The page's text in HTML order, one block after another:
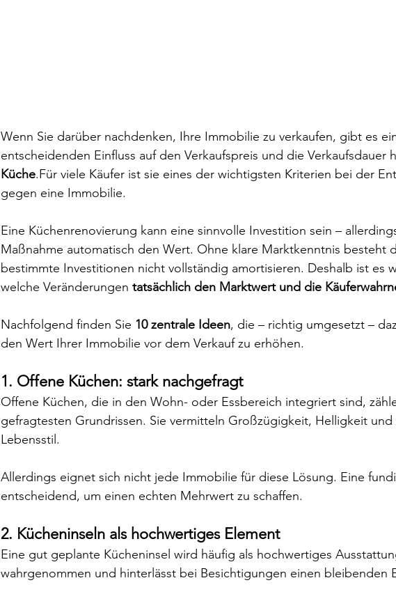
Wenn Sie darüber nachdenken, Ihre Immobilie zu verkaufen, gibt es
entscheidenden Einfluss auf den Verkaufspreis und die Verkaufsdauer
Küche.Für viele Käufer ist sie eines der wichtigsten Kriterien bei der
gegen eine Immobilie.
Eine Küchenrenovierung kann eine sinnvolle Investition sein –
Maßnahme automatisch den Wert. Ohne klare Marktkenntnis besteht
bestimmte Investitionen nicht vollständig amortisieren. Deshalb ist es
welche Veränderungen tatsächlich den Marktwert und die
Nachfolgend finden Sie 10 zentrale Ideen, die – richtig umgesetzt –
den Wert Ihrer Immobilie vor dem Verkauf zu erhöhen.
1. Offene Küchen: stark nachgefragt
Offene Küchen, die in den Wohn- oder Essbereich integriert sind,
gefragtesten Grundrissen. Sie vermitteln Großzügigkeit, Helligkeit
Lebensstil.
Allerdings eignet sich nicht jede Immobilie für diese Lösung. Eine
entscheidend, um einen echten Mehrwert zu schaffen.
2. Kücheninseln als hochwertiges Element
Eine gut geplante Kücheninsel wird häufig als hochwertiges
wahrgenommen und hinterlässt bei Besichtigungen einen bleibenden